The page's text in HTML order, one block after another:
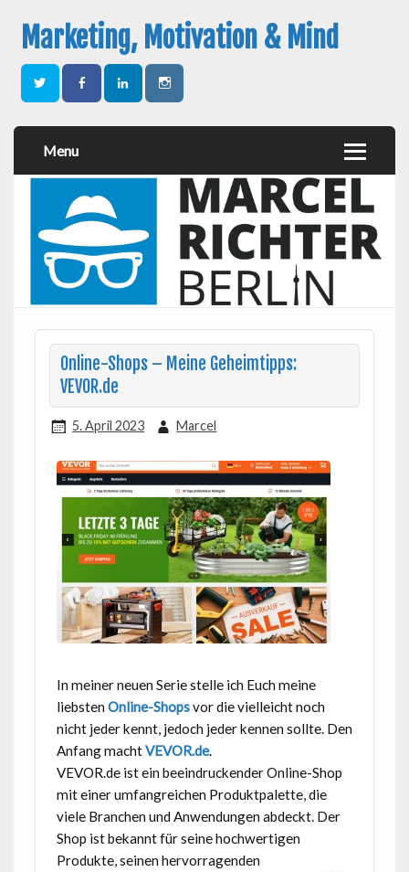
Marketing, Motivation & Mind
Menu
Online-Shops – Meine Geheimtipps:
VEVOR.de
5. April 2023 Marcel
In meiner neuen Serie stelle ich Euch meine
liebsten Online-Shopsvor die vielleicht noch
nicht jeder kennt, jedoch jeder kennen sollte. Den
Anfang machtVEVOR.de.
VEVOR.de ist ein beeindruckender Online-Shop
mit einer umfangreichen Produktpalette, die
viele Branchen und Anwendungen abdeckt. Der
Shop ist bekannt für seine hochwertigen
Produkte, seinen hervorragenden